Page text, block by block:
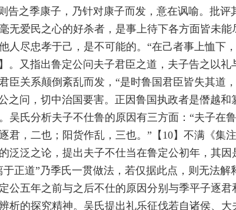
告之季康子，乃针对康子而发，意在讽喻。批评
无爱民之心的好杀者，是事上待下各方面皆未能
人尽忠孝于己，是不可能的。“在己者事上恤下
。又指出鲁定公问夫子君臣之道，夫子告之以礼
臣关系颠倒紊乱而发，“是时鲁国君臣皆失其道
之问，切中治国要害。正因鲁国执政者是僭越和
吴氏分析夫子不仕鲁的原因有三方面：“夫子在
，二也；阳货作乱，三也。”【10】不满《集注
泛泛之论，提出夫子不仕当在鲁定公初年，其因
正道”乃季氏一贯做法，若仅据此点，则无法解
公五年之前与之后不仕的原因分别与季平子逐君
析的探究精神。吴氏提出礼乐征伐若自诸侯、大